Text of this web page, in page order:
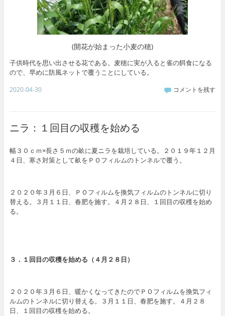
(開花が始まった小麦の穂)
子供時代を思い出させる花である。麦穂に実が入ると雀の餌食になる
ので、早めに防風ネットで覆うことにしている。
2020-04-30 コメントを残す
ニラ：１回目の収穫を始める
幅３０ｃｍ×長さ５ｍの畝に夏ニラを栽培している。２０１９年１２月
４日、寒さ対策として畝をＰＯフィルムのトンネルで覆う。
２０２０年３月６日、ＰＯフィルムを換気フィルムのトンネルに切り
替える。３月１１日、春肥を施す。４月２８日、１回目の収穫を始め
る。
３．１回目の収穫を始める（４月２８日）
２０２０年３月６日、暖かくなってきたのでＰＯフィルムを換気フィ
ルムのトンネルに切り替える。３月１１日、春肥を施す。４月２８
日、１回目の収穫を始める。